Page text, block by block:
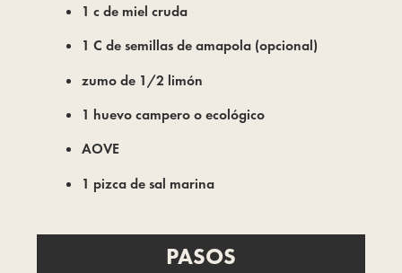
1 c de miel cruda
1 C de semillas de amapola (opcional)
zumo de 1/2 limón
1 huevo campero o ecológico
AOVE
1 pizca de sal marina
PASOS